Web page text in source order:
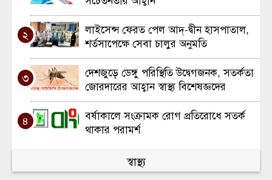
২
লাইসেন্স ফেরত পেল আদ্-দ্বীন হাসপাতাল,
শর্তসাপেক্ষে সেবা চালুর অনুমতি
৩
দেশজুড়ে ডেঙ্গু পরিস্থিতি উদ্বেগজনক, সতর্কতা
জোরদারের আহ্বান স্বাস্থ্য বিশেষজ্ঞদের
৪
বর্ষাকালে সংক্রামক রোগ প্রতিরোধে সতর্ক
থাকার পরামর্শ
আদ-দিন হাসপাতালে ছয় নবজাতকের মৃত্যু:
সন্দেহে কারিগরি ত্রুটি
স্বাস্থ্য